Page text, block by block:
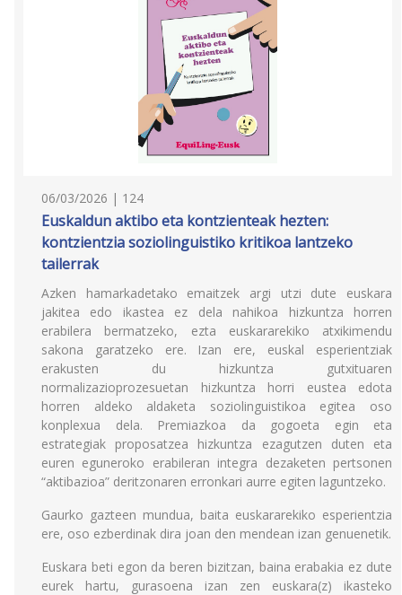
06/03/2026 | 124
Euskaldun aktibo eta kontzienteak hezten:
kontzientzia soziolinguistiko kritikoa lantzeko
tailerrak
Azken hamarkadetako emaitzek argi utzi dute euskara
jakitea edo ikastea ez dela nahikoa hizkuntza horren
erabilera bermatzeko, ezta euskararekiko atxikimendu
sakona garatzeko ere. Izan ere, euskal esperientziak
erakusten du hizkuntza gutxituaren
normalizazioprozesuetan hizkuntza horri eustea edota
horren aldeko aldaketa soziolinguistikoa egitea oso
konplexua dela. Premiazkoa da gogoeta egin eta
estrategiak proposatzea hizkuntza ezagutzen duten eta
euren eguneroko erabileran integra dezaketen pertsonen
“aktibazioa” deritzonaren erronkari aurre egiten laguntzeko.
Gaurko gazteen mundua, baita euskararekiko esperientzia
ere, oso ezberdinak dira joan den mendean izan genuenetik.
Euskara beti egon da beren bizitzan, baina erabakia ez dute
eurek hartu, gurasoena izan zen euskara(z) ikasteko